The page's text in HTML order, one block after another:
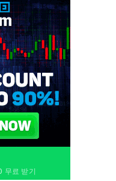
무료 받기